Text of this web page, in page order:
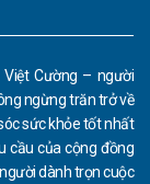
Cường – người
ngừng trăn trở về
sức khỏe tốt nhất
cầu của cộng đồng
dành trọn cuộc